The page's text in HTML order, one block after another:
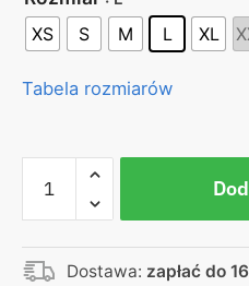
XS S M L XL
Tabela rozmiarów
Koszulka
biała
–
haft
Dostawa: zapłać do